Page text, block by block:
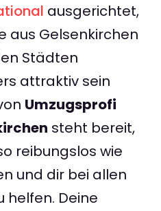
ausgerichtet,
aus Gelsenkirchen
Städten
attraktiv sein
Umzugsprofi
steht bereit,
reibungslos wie
und dir bei allen
helfen. Deine